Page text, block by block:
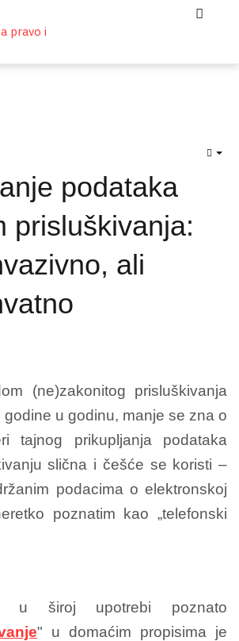
podataka
prisluškivanja:
ali
(ne)zakonitog prisluškivanja
u godinu, manje se zna o
tajnog prikupljanja podataka
slična i češće se koristi –
podacima o elektronskoj
poznatim kao „telefonski
široj upotrebi poznato
" u domaćim propisima je